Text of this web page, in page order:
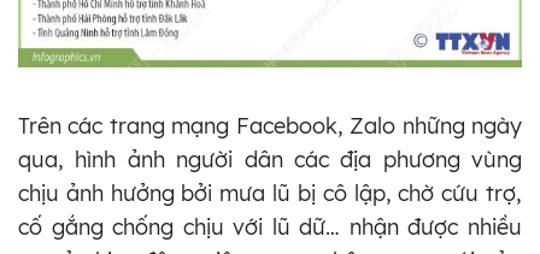
Trên các trang mạng Facebook, Zalo những ngày
qua, hình ảnh người dân các địa phương vùng
chịu ảnh hưởng bởi mưa lũ bị cô lập, chờ cứu trợ,
cố gắng chống chịu với lũ dữ… nhận được nhiều